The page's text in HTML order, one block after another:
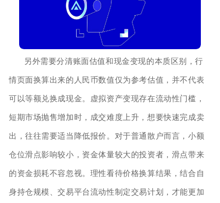
另外需要分清账面估值和现金变现的本质区别，行
情页面换算出来的人民币数值仅为参考估值，并不代表
可以等额兑换成现金。虚拟资产变现存在流动性门槛，
短期市场抛售增加时，成交难度上升，想要快速完成卖
出，往往需要适当降低报价。对于普通散户而言，小额
仓位滑点影响较小，资金体量较大的投资者，滑点带来
的资金损耗不容忽视。理性看待价格换算结果，结合自
身持仓规模、交易平台流动性制定交易计划，才能更加